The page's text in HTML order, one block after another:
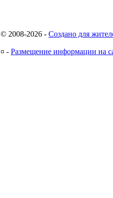
© 2008-2026 - Создано для
¤ - Размещение информации на